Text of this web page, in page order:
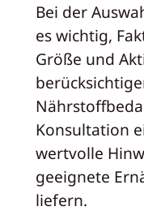
Bei der
es wichtig,
Größe und
Konsultation
wertvolle
geeignete
liefern.